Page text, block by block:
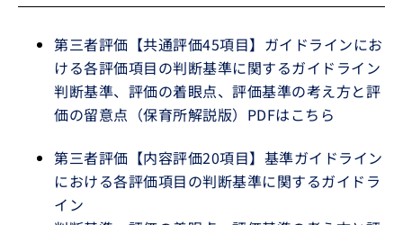
第三者評価【共通評価45項目】ガイドラインにお
ける各評価項目の判断基準に関するガイドライン
判断基準、評価の着眼点、評価基準の考え方と評
価の留意点（保育所解説版）PDFはこちら
第三者評価【内容評価20項目】基準ガイドライン
における各評価項目の判断基準に関するガイドラ
イン